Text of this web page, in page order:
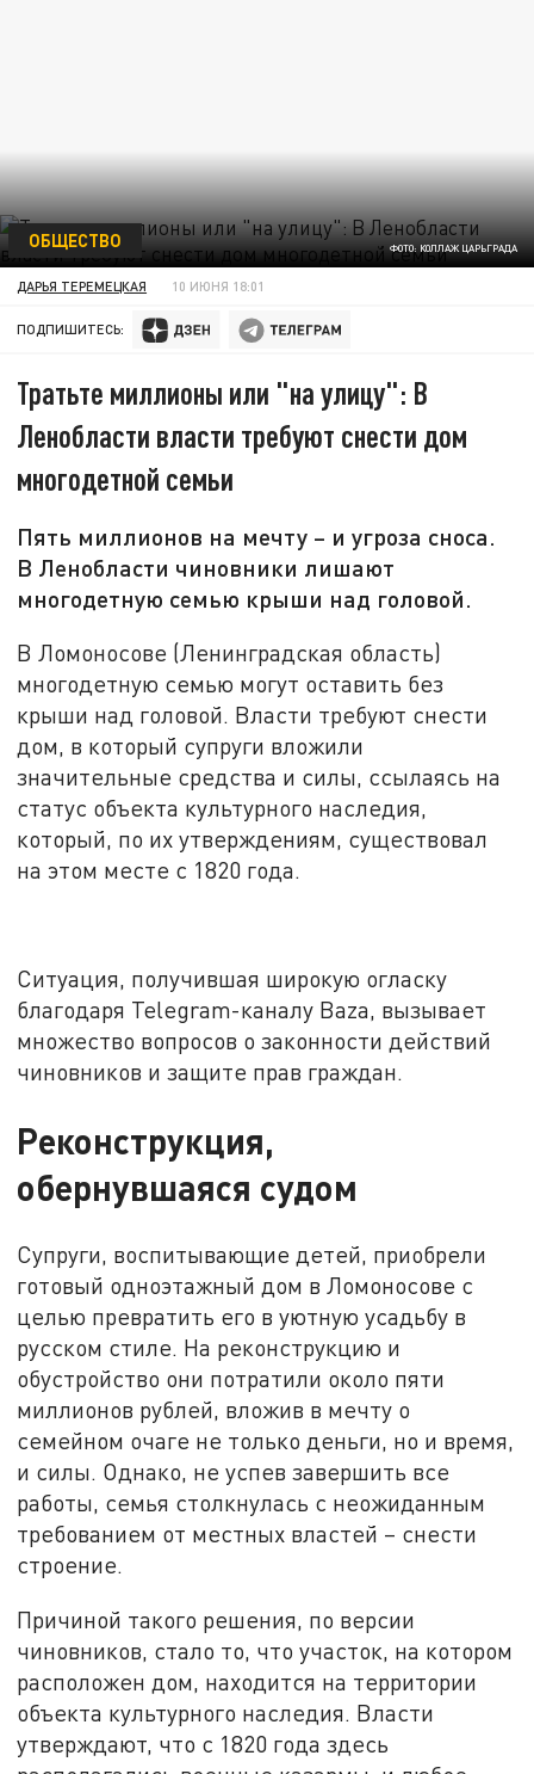
ФОТО: КОЛЛАЖ ЦАРЬГРАДА
ОБЩЕСТВО
ДАРЬЯ ТЕРЕМЕЦКАЯ 10 ИЮНЯ 18:01
ПОДПИШИТЕСЬ:
Тратьте миллионы или "на улицу": В
Ленобласти власти требуют снести дом
многодетной семьи
Пять миллионов на мечту – и угроза сноса.
В Ленобласти чиновники лишают
многодетную семью крыши над головой.
В Ломоносове (Ленинградская область)
многодетную семью могут оставить без
крыши над головой. Власти требуют снести
дом, в который супруги вложили
значительные средства и силы, ссылаясь на
статус объекта культурного наследия,
который, по их утверждениям, существовал
на этом месте с 1820 года.
Ситуация, получившая широкую огласку
благодаря Telegram-каналу Baza, вызывает
множество вопросов о законности действий
чиновников и защите прав граждан.
Реконструкция,
обернувшаяся судом
Супруги, воспитывающие детей, приобрели
готовый одноэтажный дом в Ломоносове с
целью превратить его в уютную усадьбу в
русском стиле. На реконструкцию и
обустройство они потратили около пяти
миллионов рублей, вложив в мечту о
семейном очаге не только деньги, но и время,
и силы. Однако, не успев завершить все
работы, семья столкнулась с неожиданным
требованием от местных властей – снести
строение.
Причиной такого решения, по версии
чиновников, стало то, что участок, на котором
расположен дом, находится на территории
объекта культурного наследия. Власти
утверждают, что с 1820 года здесь